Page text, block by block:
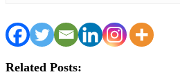
Related Posts: